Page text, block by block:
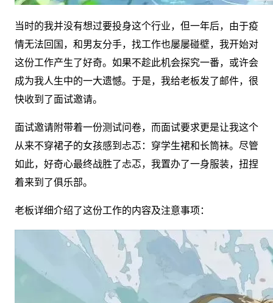
当时的我并没有想过要投身这个行业，但一年后，由于疫
情无法回国，和男友分手，找工作也屡屡碰壁，我开始对
这份工作产生了好奇。如果不趁此机会探究一番，或许会
成为我人生中的一大遗憾。于是，我给老板发了邮件，很
快收到了面试邀请。
面试邀请附带着一份测试问卷，而面试要求更是让我这个
从来不穿裙子的女孩感到忐忑：穿学生裙和长筒袜。尽管
如此，好奇心最终战胜了忐忑，我置办了一身服装，扭捏
着来到了俱乐部。
老板详细介绍了这份工作的内容及注意事项：